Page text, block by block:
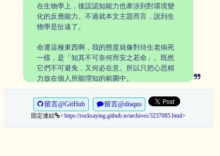
在生物學上，後設認知能力也牽涉到對環境變
化的反應能力。不過就本文主題而言，說到生
物學是扯遠了。
命運這種東西啊，我的態度就像對待生老病死
一樣，是「知其不可奈何而安之若命」。既然
它們不可避免，又何必在意。所以只把心思精
力放在個人所能理知的範圍中。
留言@GitHub 留言@disqus
固定連結 <https://rocksaying.github.io/archives/3237085.html>